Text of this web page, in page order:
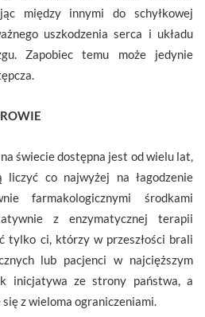
między innymi do schyłkowej
uszkodzenia serca i układu
Zapobiec temu może jedynie
świecie dostępna jest od wielu lat,
liczyć co najwyżej na łagodzenie
farmakologicznymi środkami
z enzymatycznej terapii
tylko ci, którzy w przeszłości brali
lub pacjenci w najcięższym
inicjatywa ze strony państwa, a
z wieloma ograniczeniami.